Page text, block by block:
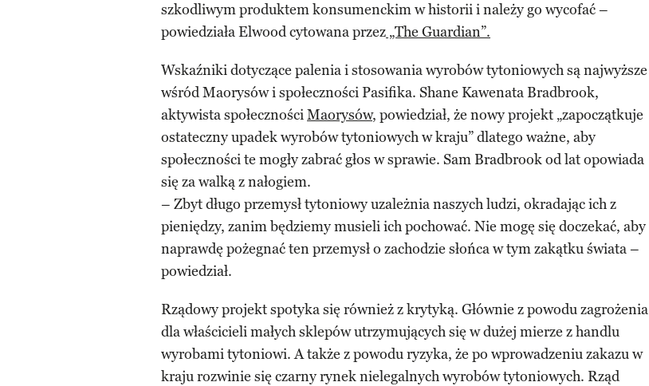
szkodliwym produktem konsumenckim w historii i należy go wycofać –
powiedziała Elwood cytowana przez „The Guardian”.
Wskaźniki dotyczące palenia i stosowania wyrobów tytoniowych są najwyższe
wśród Maorysów i społeczności Pasifika. Shane Kawenata Bradbrook,
aktywista społecznościMaorysów, powiedział, że nowy projekt „zapoczątkuje
ostateczny upadek wyrobów tytoniowych w kraju” dlatego ważne, aby
społeczności te mogły zabrać głos w sprawie. Sam Bradbrook od lat opowiada
się za walką z nałogiem.
– Zbyt długo przemysł tytoniowy uzależnia naszych ludzi, okradając ich z
pieniędzy, zanim będziemy musieli ich pochować. Nie mogę się doczekać, aby
naprawdę pożegnać ten przemysł o zachodzie słońca w tym zakątku świata –
powiedział.
Rządowy projekt spotyka się również z krytyką. Głównie z powodu zagrożenia
dla właścicieli małych sklepów utrzymujących się w dużej mierze z handlu
wyrobami tytoniowi. A także z powodu ryzyka, że po wprowadzeniu zakazu w
kraju rozwinie się czarny rynek nielegalnych wyrobów tytoniowych. Rząd